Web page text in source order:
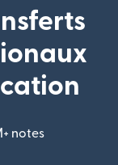
notes